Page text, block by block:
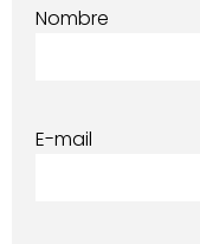
Nombre
E-mail